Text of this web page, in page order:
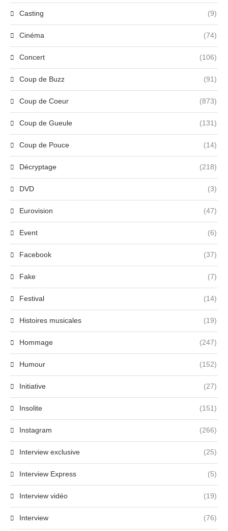
Casting (9)
Cinéma (74)
Concert (106)
Coup de Buzz (91)
Coup de Coeur (873)
Coup de Gueule (131)
Coup de Pouce (14)
Décryptage (218)
DVD (3)
Eurovision (47)
Event (6)
Facebook (37)
Fake (7)
Festival (14)
Histoires musicales (19)
Hommage (247)
Humour (152)
Initiative (27)
Insolite (151)
Instagram (266)
Interview exclusive (25)
Interview Express (5)
Interview vidéo (19)
Interview (76)